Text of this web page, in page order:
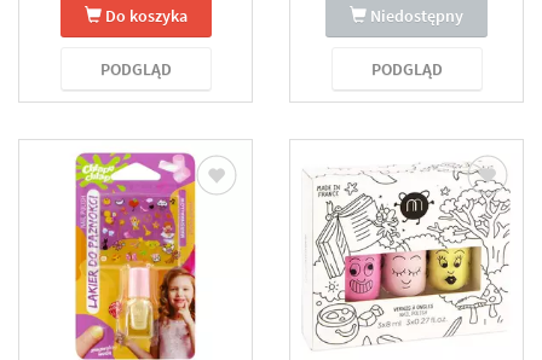
Do koszyka
PODGLĄD
Niedostępny
PODGLĄD